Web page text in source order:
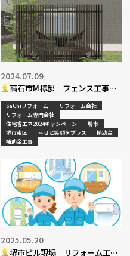
高石市M様邸 フェンス工事現
地調査
2024.07.09
SaChiリフォーム
リフォーム会社
リフォーム専門会社
住宅省エネ2024キャンペーン
堺市
堺市東区
幸せと笑顔をプラス
補助金
補助金工事
堺市ビル現場 リフォーム工事
2025.05.20